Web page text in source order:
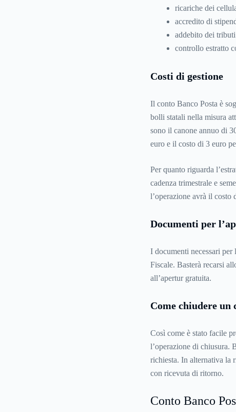
ricariche dei
accredito di
addebito dei
controllo estratto
Costi di gestione
Il conto Banco Posta è
bolli statali nella misura
sono il canone annuo di
euro e il costo di 3 euro
Per quanto riguarda
cadenza trimestrale e
l’operazione avrà il costo
Documenti per
I documenti necessari per
Fiscale. Basterà recarsi
all’apertur gratuita.
Come chiudere un
Così come è stato facile
l’operazione di chiusura.
richiesta. In alternativa la
con ricevuta di ritorno.
Conto Banco